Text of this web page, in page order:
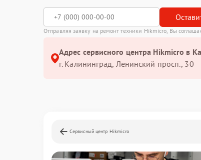
Отправляя заявку на ремонт техники Hikmicro, Вы
Адрес сервисного центра Hikmicro в
г. Калининград, Ленинский просп., 30
Сервисный центр Hikmicro